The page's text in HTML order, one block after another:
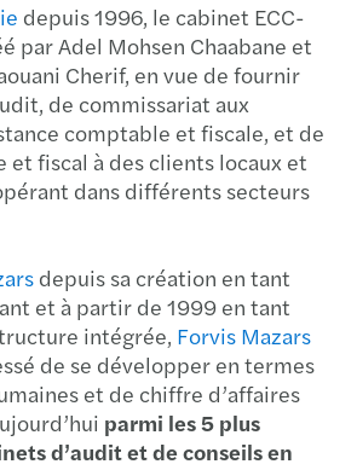
depuis 1996, le cabinet ECC-
par Adel Mohsen Chaabane et
Cherif, en vue de fournir
de commissariat aux
comptable et fiscale, et de
et fiscal à des clients locaux et
dans différents secteurs
depuis sa création en tant
et à partir de 1999 en tant
intégrée, Forvis Mazars
de se développer en termes
et de chiffre d’affaires
parmi les 5 plus
d’audit et de conseils en